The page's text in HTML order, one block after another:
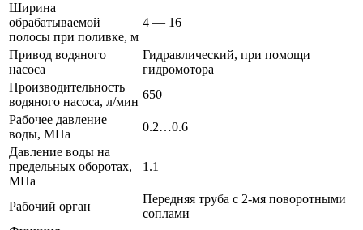
Ширина
обрабатываемой
полосы при поливке, м
4 — 16
Привод водяного
насоса
Гидравлический, при помощи
гидромотора
Производительность
водяного насоса, л/мин
650
Рабочее давление
воды, МПа
0.2…0.6
Давление воды на
предельных оборотах,
МПа
1.1
Рабочий орган
Передняя труба с 2-мя поворотными
соплами